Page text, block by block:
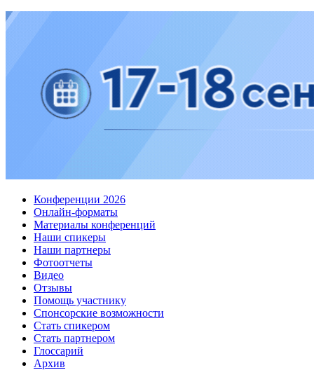
Конференции 2026
Онлайн-форматы
Материалы конференций
Наши спикеры
Наши партнеры
Фотоотчеты
Видео
Отзывы
Помощь участнику
Спонсорские возможности
Стать спикером
Стать партнером
Глоссарий
Архив